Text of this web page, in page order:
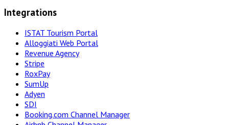
Integrations
ISTAT Tourism Portal
Alloggiati Web Portal
Revenue Agency
Stripe
RoxPay
SumUp
Adyen
SDI
Booking.com Channel Manager